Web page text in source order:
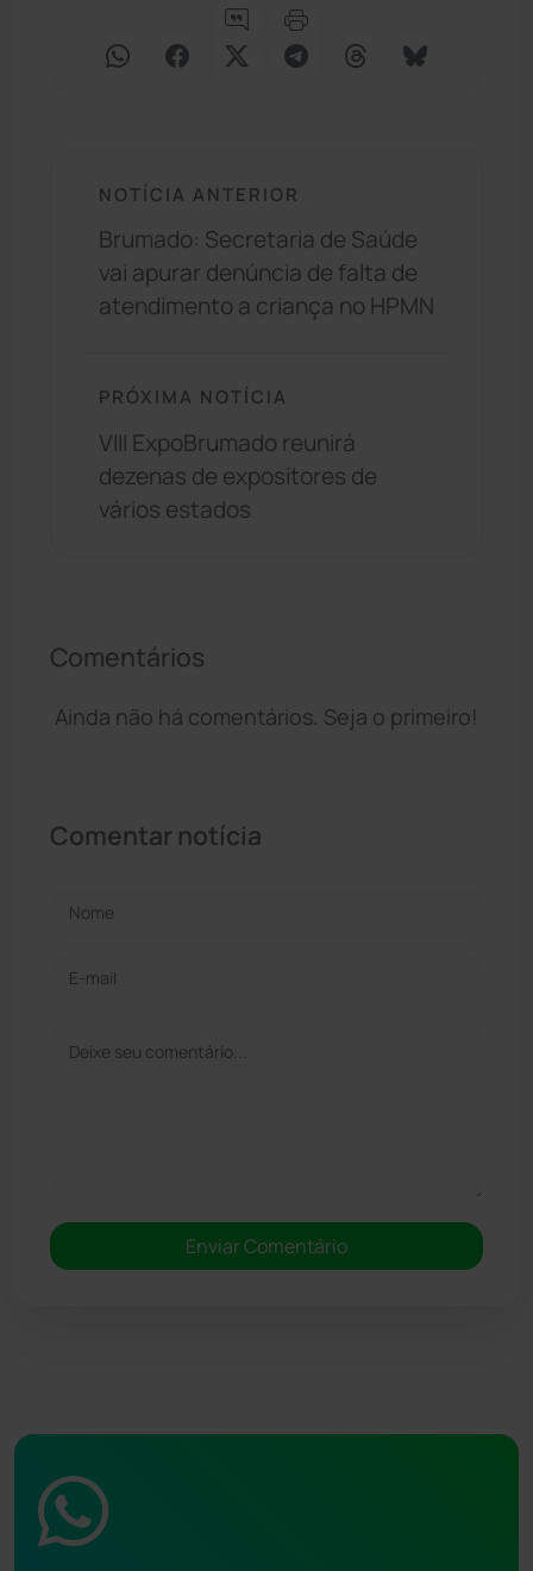
NOTÍCIA ANTERIOR
Brumado: Secretaria de Saúde
vai apurar denúncia de falta de
atendimento a criança no HPMN
PRÓXIMA NOTÍCIA
VIII ExpoBrumado reunirá
dezenas de expositores de
vários estados
Comentários
Ainda não há comentários. Seja o primeiro!
Comentar notícia